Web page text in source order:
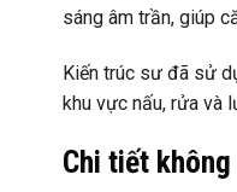
sáng âm trần, giúp
Kiến trúc sư đã sử
khu vực nấu, rửa và
Chi tiết